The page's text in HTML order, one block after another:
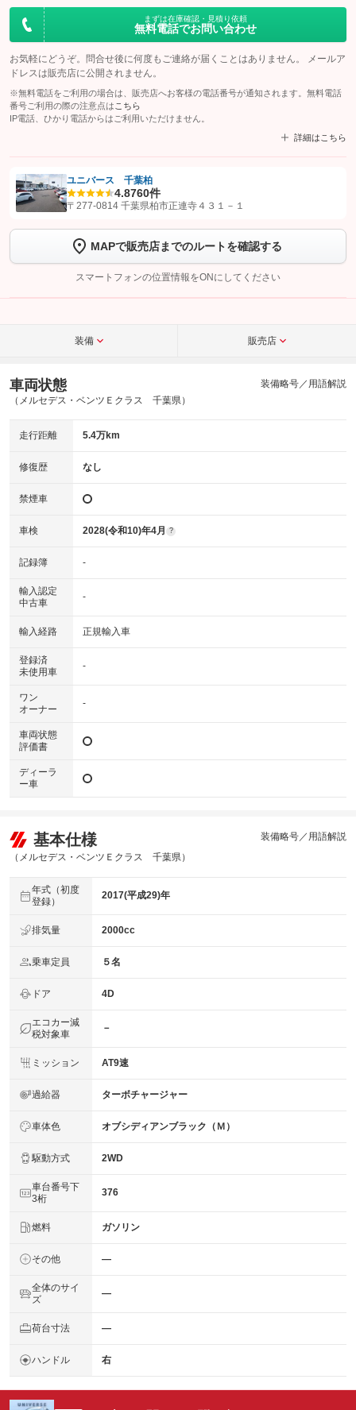
まずは在庫確認・見積り依頼
無料電話でお問い合わせ
お気軽にどうぞ。問合せ後に何度もご連絡が届くことはありません。 メールア
ドレスは販売店に公開されません。
※無料電話をご利用の場合は、販売店へお客様の電話番号が通知されます。無料電話
番号ご利用の際の注意点は こちら
IP電話、ひかり電話からはご利用いただけません。
詳細はこちら
【STEP1】認証画面でグーネットを友だち追加してから「許可する」ボタンを押
トーク画面で
ボタンをタップして問い合わせを
完了してください。
こちら
ユニバース 千葉柏
4.8760件
〒277-0814 千葉県柏市正連寺４３１－１
MAPで販売店までのルートを確認する
スマートフォンの位置情報をONにしてください
装備 販売店
車両状態
（メルセデス・ベンツＥクラス 千葉県）
装備略号／用語解説
走行距離 5.4万km
修復歴 なし
禁煙車
車検 2028(令和10)年4月 ?
記録簿 -
輸入認定
中古車
-
輸入経路 正規輸入車
登録済
未使用車
-
ワン
オーナー
-
車両状態
評価書
ディーラ
ー車
基本仕様
（メルセデス・ベンツＥクラス 千葉県）
装備略号／用語解説
年式（初度
登録）
2017(平成29)年
排気量 2000cc
乗車定員 ５名
ドア 4D
エコカー減
税対象車
－
ミッション AT9速
過給器 ターボチャージャー
車体色 オブシディアンブラック（Ｍ）
駆動方式 2WD
車台番号下
3桁
376
燃料 ガソリン
その他 ―
全体のサイ
ズ
―
荷台寸法 ―
ハンドル 右